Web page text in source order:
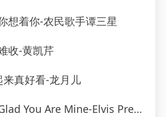
想着你-农民歌手谭三星
收-黄凯芹
来真好看-龙月儿
You Are Mine-Elvis Presley